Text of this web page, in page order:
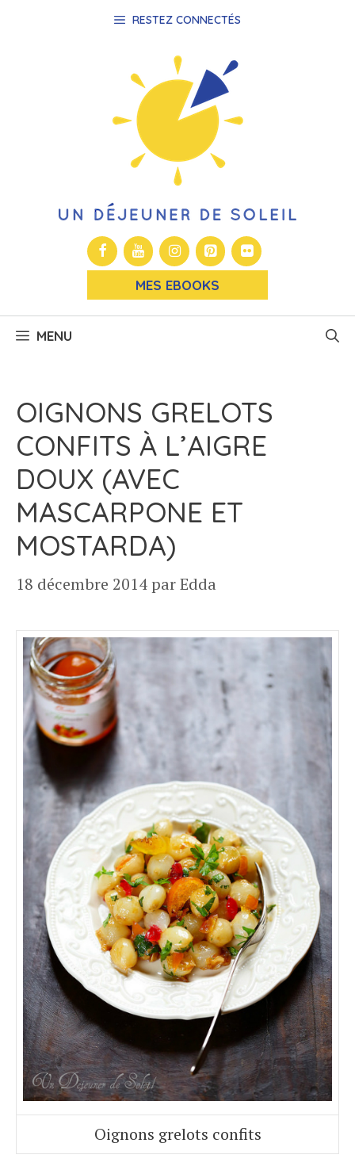
RESTEZ CONNECTÉS
MES EBOOKS
MENU
OIGNONS GRELOTS
CONFITS À L’AIGRE
DOUX (AVEC
MASCARPONE ET
MOSTARDA)
18 décembre 2014 parEdda
Oignons grelots confits